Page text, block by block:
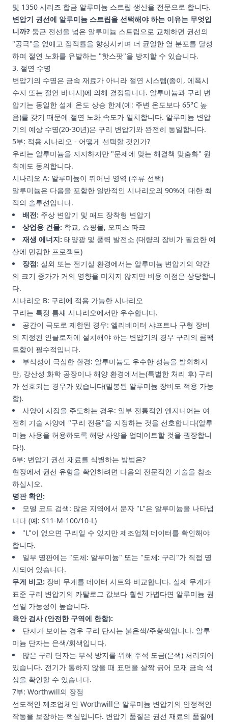
및 1350 시리즈 합금 알루미늄 스트립 생산을 전문으로 합니다.
변압기 권선에 알루미늄 스트립을 선택해야 하는 이유는 무엇입
니까? 둥근 전선을 넓은 알루미늄 스트립으로 교체하면 권선의
"공극"을 없애고 점적률을 향상시키며 더 균일한 열 분포를 달성
하여 절연 노화를 유발하는 "핫스팟"을 방지할 수 있습니다.
3. 절연 수명
변압기의 수명은 금속 재료가 아니라 절연 시스템(종이, 에폭시
수지 또는 절연 바니시)에 의해 결정됩니다. 알루미늄과 구리 변
압기는 동일한 설계 온도 상승 한계(예: 주변 온도보다 65°C 높
음)를 갖기 때문에 절연 노화 속도가 일치합니다. 알루미늄 변압
기의 예상 수명(20-30년)은 구리 변압기와 완전히 동일합니다.
5부: 적용 시나리오 - 어떻게 선택할 것인가?
우리는 알루미늄을 지지하지만 "문제에 맞는 해결책 맞춤화" 원
칙에도 동의합니다.
시나리오 A: 알루미늄이 뛰어난 영역 (주류 선택)
알루미늄은 다음을 포함한 일반적인 시나리오의 90%에 대한 최
적의 솔루션입니다.
배전: 주상 변압기 및 패드 장착형 변압기
상업용 건물: 학교, 쇼핑몰, 오피스 파크
재생 에너지: 태양광 및 풍력 발전소 (대량의 장비가 필요한 예
산에 민감한 프로젝트)
장점: 실외 또는 전기실 환경에서는 알루미늄 변압기의 약간
의 크기 증가가 거의 영향을 미치지 않지만 비용 이점은 상당합니
다.
시나리오 B: 구리에 적용 가능한 시나리오
구리는 특정 틈새 시나리오에서만 우수합니다.
공간이 극도로 제한된 경우: 엘리베이터 샤프트나 구형 장비
의 지정된 인클로저에 설치해야 하는 변압기의 경우 구리의 콤팩
트함이 필수적입니다.
부식성이 극심한 환경: 알루미늄도 우수한 성능을 발휘하지
만, 강산성 화학 공장이나 해양 환경에서는(특별한 처리 후) 구리
가 선호되는 경우가 있습니다(밀봉된 알루미늄 장비도 적용 가능
함).
사양이 시장을 주도하는 경우: 일부 전통적인 엔지니어는 여
전히 기술 사양에 "구리 전용"을 지정하는 것을 선호합니다(알루
미늄 사용을 허용하도록 해당 사양을 업데이트할 것을 권장합니
다!).
6부: 변압기 권선 재료를 식별하는 방법은?
현장에서 권선 유형을 확인하려면 다음의 전문적인 기술을 참조
하십시오.
명판 확인:
모델 코드 검색: 많은 지역에서 문자 "L"은 알루미늄을 나타냅
니다 (예: S11-M-100/10-L)
"L"이 없으면 구리일 수 있지만 제조업체 데이터를 확인해야
합니다.
일부 명판에는 "도체: 알루미늄" 또는 "도체: 구리"가 직접 명
시되어 있습니다.
무게 비교: 장비 무게를 데이터 시트와 비교합니다. 실제 무게가
표준 구리 변압기의 카탈로그 값보다 훨씬 가볍다면 알루미늄 권
선일 가능성이 높습니다.
육안 검사 (안전한 구역에 한함):
단자가 보이는 경우 구리 단자는 붉은색/주황색입니다. 알루
미늄 단자는 은색/회색입니다.
많은 구리 단자는 부식 방지를 위해 주석 도금(은색) 처리되어
있습니다. 전기가 통하지 않을 때 표면을 살짝 긁어 모재 금속 색
상을 확인할 수 있습니다.
7부: Worthwill의 장점
선도적인 제조업체인 Worthwill은 알루미늄 변압기의 안정적인
작동을 보장하는 핵심입니다. 변압기 품질은 권선 재료의 품질에